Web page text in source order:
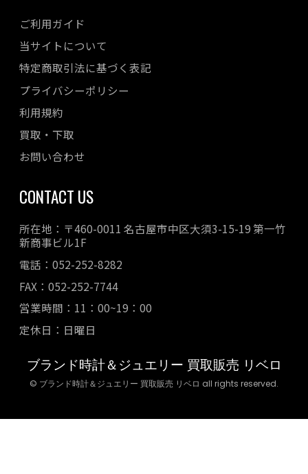
ご利用ガイド
当サイトについて
特定商取引法に基づく表記
プライバシーポリシー
利用規約
買取・下取
お問い合わせ
CONTACT US
所在地：〒460-0011 名古屋市中区大須3-15-19 第一竹
新商事ビル1F
電話：052-252-8282
FAX：052-252-7744
営業時間：11：00~19：00
定休日：日曜日
ブランド時計＆ジュエリー 買取販売 リベロ
© ブランド時計＆ジュエリー 買取販売 リベロ all rights reserved.